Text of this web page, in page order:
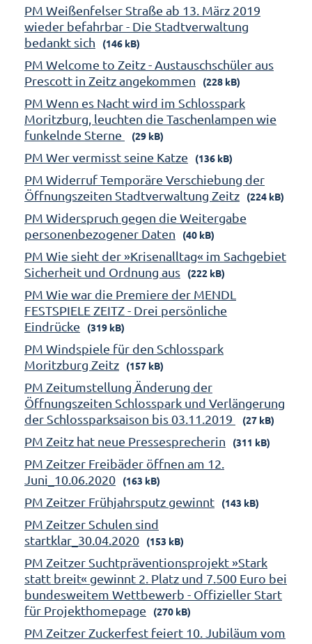
PM Weißenfelser Straße ab 13. März 2019
wieder befahrbar - Die Stadtverwaltung
bedankt sich
(146 kB)
PM Welcome to Zeitz - Austauschschüler aus
Prescott in Zeitz angekommen
(228 kB)
PM Wenn es Nacht wird im Schlosspark
Moritzburg, leuchten die Taschenlampen wie
funkelnde Sterne
(29 kB)
PM Wer vermisst seine Katze (136 kB)
PM Widerruf Temporäre Verschiebung der
Öffnungszeiten Stadtverwaltung Zeitz
(224 kB)
PM Widerspruch gegen die Weitergabe
personenbezogener Daten
(40 kB)
PM Wie sieht der »Krisenalltag« im Sachgebiet
Sicherheit und Ordnung aus
(222 kB)
PM Wie war die Premiere der MENDL
FESTSPIELE ZEITZ - Drei persönliche
Eindrücke
(319 kB)
PM Windspiele für den Schlosspark
Moritzburg Zeitz
(157 kB)
PM Zeitumstellung Änderung der
Öffnungszeiten Schlosspark und Verlängerung
der Schlossparksaison bis 03.11.2019
(27 kB)
PM Zeitz hat neue Pressesprecherin (311 kB)
PM Zeitzer Freibäder öffnen am 12.
Juni_10.06.2020
(163 kB)
PM Zeitzer Frühjahrsputz gewinnt (143 kB)
PM Zeitzer Schulen sind
startklar_30.04.2020
(153 kB)
PM Zeitzer Suchtpräventionsprojekt »Stark
statt breit« gewinnt 2. Platz und 7.500 Euro bei
bundesweitem Wettbewerb - Offizieller Start
für Projekthomepage
(270 kB)
PM Zeitzer Zuckerfest feiert 10. Jubiläum vom